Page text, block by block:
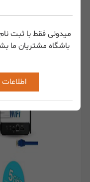
میدونی فقط با ثبت
باشگاه مشتریان ما
اطلاعات